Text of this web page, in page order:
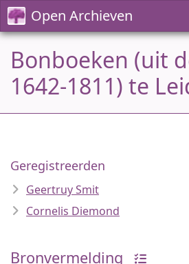
Open Archieven
Bonboeken (uit
1642-1811) te
Geregistreerden
Geertruy Smit
Cornelis Diemond
Bronvermelding